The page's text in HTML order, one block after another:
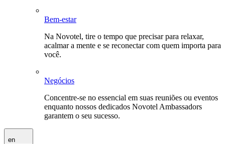
Bem-estar
Na Novotel, tire o tempo que precisar para relaxar,
acalmar a mente e se reconectar com quem importa para
você.
Negócios
Concentre-se no essencial em suas reuniões ou eventos
enquanto nossos dedicados Novotel Ambassadors
garantem o seu sucesso.
en